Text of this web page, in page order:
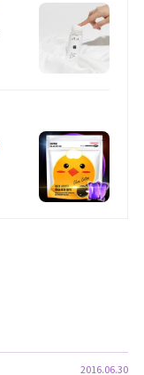
2016.06.30